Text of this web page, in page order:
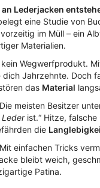
an Lederjacken
eine Studie von
im Müll – ein
Materialien.
Wegwerfprodukt.
dich Jahrzehnte. Doch
das Material
meisten Besitzer
Lederist.“ Hitze, falsche
die
einfachen Tricks
bleibt weich,
Patina.